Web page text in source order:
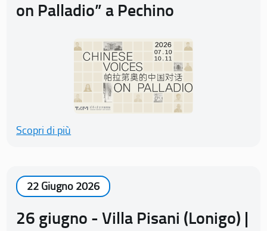
on Palladio” a Pechino
Scopri di più
22 Giugno 2026
26 giugno - Villa Pisani (Lonigo) |